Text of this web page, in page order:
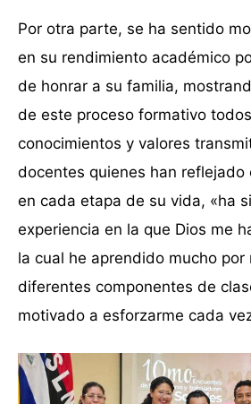
Por otra parte, se ha sentido
en su rendimiento académico
de honrar a su familia,
de este proceso formativo
conocimientos y valores
docentes quienes han
en cada etapa de su vida, «ha
experiencia en la que Dios me
la cual he aprendido mucho por
diferentes componentes de
motivado a esforzarme cada